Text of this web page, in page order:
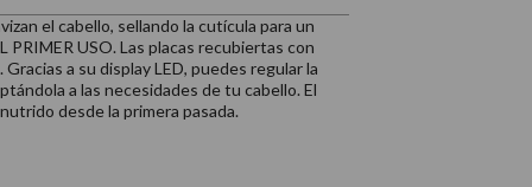
el cabello, sellando la cutícula para un
USO. Las placas recubiertas con
a su display LED, puedes regular la
a las necesidades de tu cabello. El
desde la primera pasada.